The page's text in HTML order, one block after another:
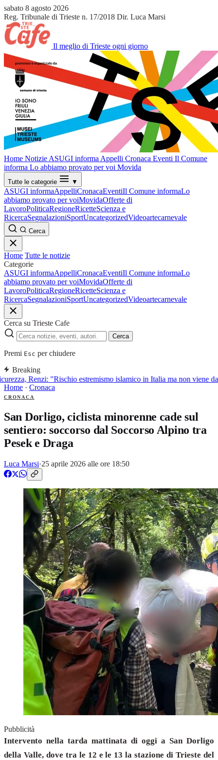
sabato 8 agosto 2026
Reg. Tribunale di Trieste n. 17/2018 Dir. Luca Marsi
Il meglio di Trieste ogni giorno
Home Notizie ASUGI informa Appelli Cronaca Eventi Il Comune
informa Lo abbiamo provato per voi Movida
Tutte le categorie ▼
ASUGI informaAppelliCronacaEventiIl Comune informaLo
abbiamo provato per voiMovidaOfferte di
LavoroPoliticaRegioneRicetteScienza e
RicercaSegnalazioniSportUncategorizedVideoartecarnevale
Cerca
Home Tutte le notizie
Categorie
ASUGI informaAppelliCronacaEventiIl Comune informaLo
abbiamo provato per voiMovidaOfferte di
LavoroPoliticaRegioneRicetteScienza e
RicercaSegnalazioniSportUncategorizedVideoartecarnevale
Cerca su Trieste Cafe
Cerca
Premi Esc per chiudere
Breaking
Renzi: "Rischio estremismo islamico in Italia ma non viene
Home · Cronaca
CRONACA
San Dorligo, ciclista minorenne cade sul
sentiero: soccorso dal Soccorso Alpino tra
Pesek e Draga
Luca Marsi·25 aprile 2026 alle ore 18:50
Pubblicità
Intervento nella tarda mattinata di oggi a San Dorligo
della Valle, dove tra le 12 e le 13 la stazione di Trieste del